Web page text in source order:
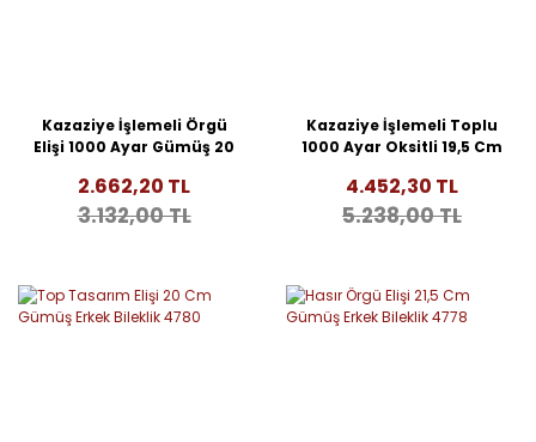
Kazaziye İşlemeli Örgü
Elişi 1000 Ayar Gümüş 20
2.662,20 TL
3.132,00 TL
Kazaziye İşlemeli Toplu
1000 Ayar Oksitli 19,5 Cm
4832
4.452,30 TL
5.238,00 TL